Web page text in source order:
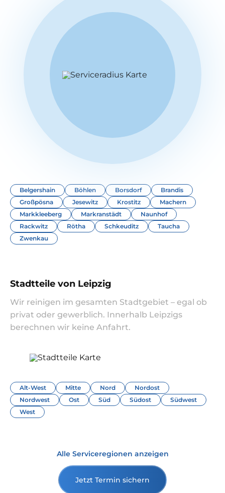
Belgershain Böhlen Borsdorf
Brandis
Großpösna
Jesewitz Krostitz
Machern
Markkleeberg
Markranstädt
Naunhof
Rackwitz
Rötha Schkeuditz
Taucha
Zwenkau
Stadtteile von Leipzig
Wir reinigen im gesamten Stadtgebiet – egal ob
privat oder gewerblich. Innerhalb Leipzigs
berechnen wir keine Anfahrt.
Alt-West Mitte Nord
Nordost
Nordwest
Ost Süd Südost
Südwest
West
Alle Serviceregionen anzeigen
Jetzt Termin sichern